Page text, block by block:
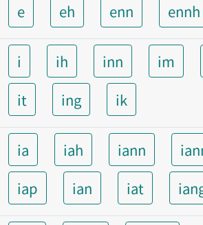
e eh enn ennh
i ih inn im
it
ing ik
ia iah iann
iap
ian iat